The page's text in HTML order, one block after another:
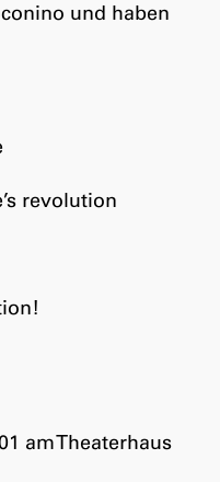
und haben
revolution
am Theaterhaus